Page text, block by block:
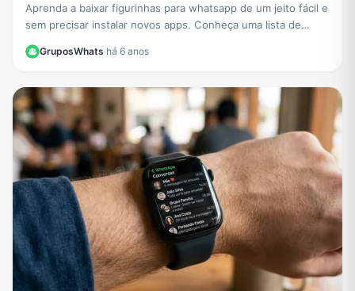
Aprenda a baixar figurinhas para whatsapp de um jeito fácil e
sem precisar instalar novos apps. Conheça uma lista de
stickers para compartilhar com todos os seus contatos.
GruposWhats·há 6 anos